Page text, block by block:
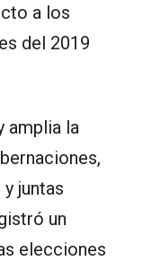
a los
del 2019
amplia la
juntas
un
elecciones